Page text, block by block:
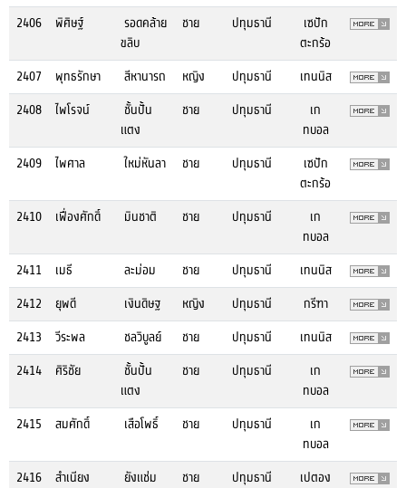
2406
พิศิษฐ์
รอดคล้าย
ขลิบ
ชาย ปทุมธานี
เซปัก
ตะกร้อ
2407
พุทธรักษา สีหานารถ หญิง ปทุมธานี
เทนนิส
2408
ไพโรจน์
ชั้นปั้น
แตง
ชาย ปทุมธานี
เก
ทบอล
2409
ไพศาล ใหม่หันลา ชาย ปทุมธานี
เซปัก
ตะกร้อ
2410
เฟื่องศักดิ์ มินชาติ ชาย ปทุมธานี
เก
ทบอล
2411
เมธี ละม่อม ชาย ปทุมธานี
เทนนิส
2412
ยุพดี เงินดิษฐ หญิง ปทุมธานี
กรีฑา
2413
วีระพล ชลวิบูลย์ ชาย ปทุมธานี
เทนนิส
2414
ศิริชัย
ชั้นปั้น
แตง
ชาย ปทุมธานี
เก
ทบอล
2415
สมศักดิ์ เสือโพธิ์ ชาย ปทุมธานี
เก
ทบอล
2416
สำเนียง ยังแช่ม ชาย ปทุมธานี
เปตอง